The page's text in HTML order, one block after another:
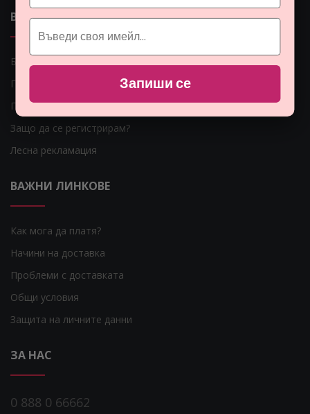
ВАЖНИ ЛИНКОВЕ
Блог
Гаранция за Вашите пари
Парфюмите
Защо да се регистрирам?
Лесна рекламация
ВАЖНИ ЛИНКОВЕ
Как мога да платя?
Начини на доставка
Проблеми с доставката
Общи условия
Защита на личните данни
ЗА НАС
0 888 0 66662
Запиши се